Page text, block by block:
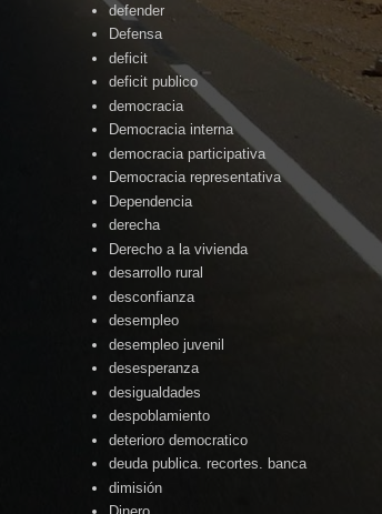
defender
Defensa
deficit
deficit publico
democracia
Democracia interna
democracia participativa
Democracia representativa
Dependencia
derecha
Derecho a la vivienda
desarrollo rural
desconfianza
desempleo
desempleo juvenil
desesperanza
desigualdades
despoblamiento
deterioro democratico
deuda publica. recortes. banca
dimisión